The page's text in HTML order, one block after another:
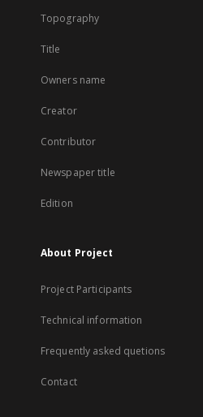
Topography
Title
Owners name
Creator
Contributor
Newspaper title
Edition
About Project
Project Participants
Technical information
Frequently asked quetions
Contact